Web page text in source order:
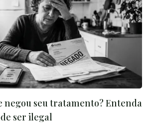
negou seu tratamento? Entenda
ser ilegal